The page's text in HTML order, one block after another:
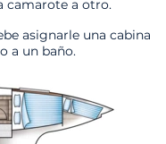
camarote a otro.
asignarle una cabina
a un baño.